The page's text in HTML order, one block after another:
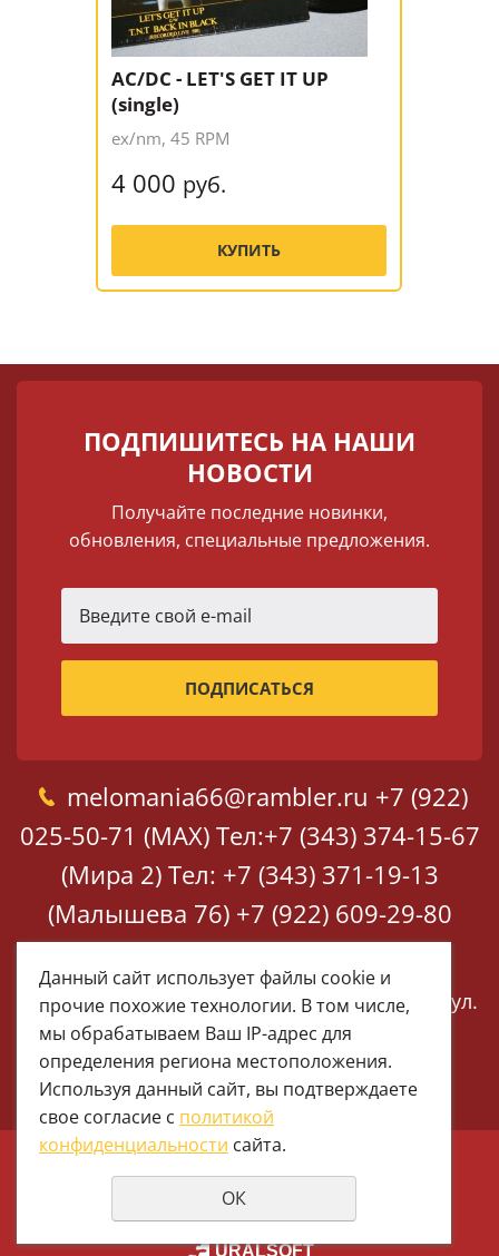
AC/DC - LET'S GET IT UP
(single)
ex/nm, 45 RPM
4 000 руб.
КУПИТЬ
ПОДПИШИТЕСЬ НА НАШИ
НОВОСТИ
Получайте последние новинки,
обновления, специальные предложения.
melomania66@rambler.ru +7 (922)
025-50-71 (MAX) Тел:+7 (343) 374-15-67
(Мира 2) Тел: +7 (343) 371-19-13
(Малышева 76) +7 (922) 609-29-80
(MAX)
Екатеринбург, ул. Мира 2
Екатеринбург, ул.
Малышева 76
© 1997 - 2026 Меломания
Политика конфиденциальности
URALSOFT
Данный сайт использует файлы cookie и
прочие похожие технологии. В том числе,
мы обрабатываем Ваш IP-адрес для
определения региона местоположения.
Используя данный сайт, вы подтверждаете
свое согласие с политикой
конфиденциальности сайта.
ОК